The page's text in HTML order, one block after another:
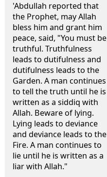
'Abdullah reported that
the Prophet, may Allah
bless him and grant him
peace, said, "You must be
truthful. Truthfulness
leads to dutifulness and
dutifulness leads to the
Garden. A man continues
to tell the truth until he is
written as a siddiq with
Allah. Beware of lying.
Lying leads to deviance
and deviance leads to the
Fire. A man continues to
lie until he is written as a
liar with Allah."